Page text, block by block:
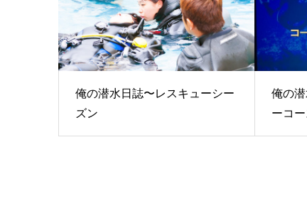
俺の潜水日誌〜レスキューシー
ズン
俺の
ーコ